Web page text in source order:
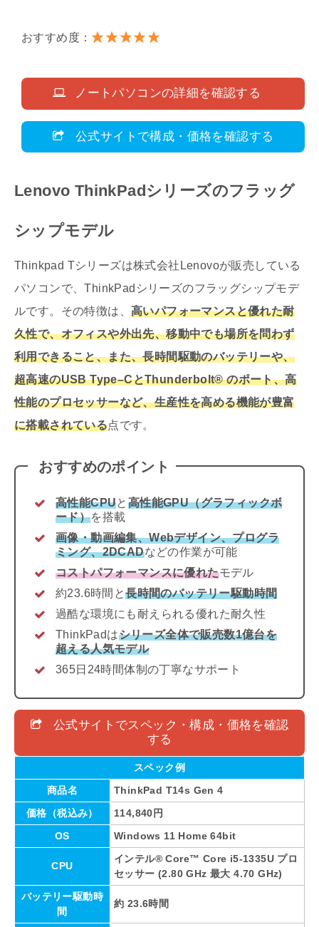
おすすめ度：
ノートパソコンの詳細を確認する
公式サイトで構成・価格を確認する
Lenovo ThinkPadシリーズのフラッグ
シップモデル
Thinkpad Tシリーズは株式会社Lenovoが販売している
パソコンで、ThinkPadシリーズのフラッグシップモデ
ルです。その特徴は、 高いパフォーマンスと優れた耐
久性で、オフィスや外出先、移動中でも場所を問わず
利用できること、また、長時間駆動のバッテリーや、
超高速のUSB Type–CとThunderbolt® のポート、高
性能のプロセッサーなど、生産性を高める機能が豊富
に搭載されている点です。
おすすめのポイント
高性能CPUと 高性能GPU（グラフィックボ
ード）を搭載
画像・動画編集、Webデザイン、プログラ
ミング、2DCADなどの作業が可能
コストパフォーマンスに優れたモデル
約23.6時間と長時間のバッテリー駆動時間
過酷な環境にも耐えられる優れた耐久性
ThinkPadはシリーズ全体で販売数1億台を
超える人気モデル
365日24時間体制の丁寧なサポート
公式サイトでスペック・構成・価格を確認
する
スペック例
商品名
ThinkPad T14s Gen 4
価格（税込み）
114,840円
OS
Windows 11 Home 64bit
CPU
インテル® Core™ Core i5-1335U プロ
セッサー (2.80 GHz 最大 4.70 GHz)
バッテリー駆動時
間
約 23.6時間